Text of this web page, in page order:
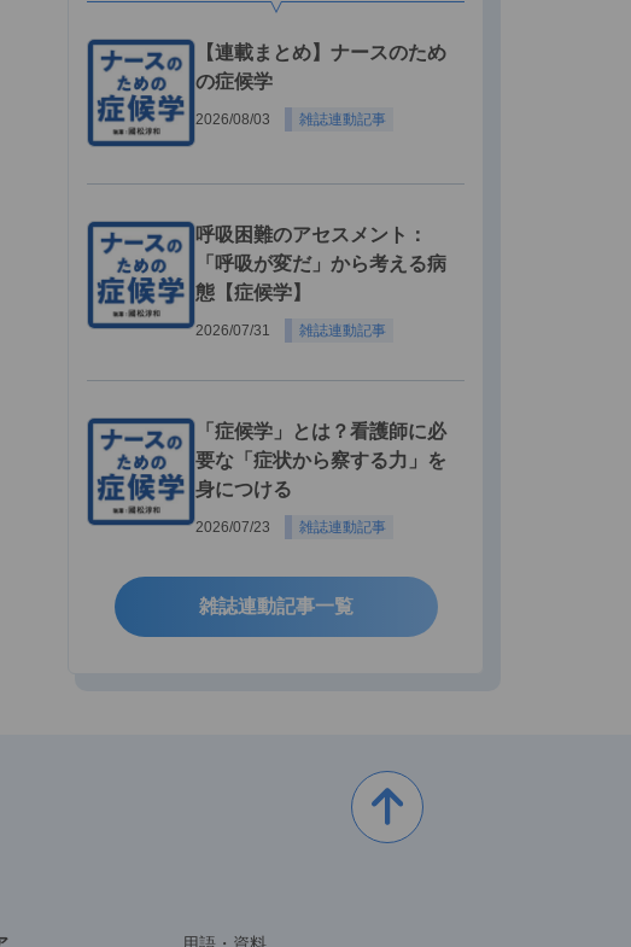
【連載まとめ】ナースのため
の症候学
2026/08/03 雑誌連動記事
呼吸困難のアセスメント：
「呼吸が変だ」から考える病
態【症候学】
2026/07/31 雑誌連動記事
「症候学」とは？看護師に必
要な「症状から察する力」を
身につける
2026/07/23 雑誌連動記事
雑誌連動記事一覧
用語・資料